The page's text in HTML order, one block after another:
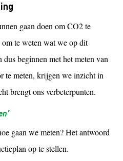
gaan doen om CO2 te
te weten wat we op dit
beginnen met het meten van
te meten, krijgen we inzicht in
brengt ons verbeterpunten.
gaan we meten? Het antwoord
op te stellen.